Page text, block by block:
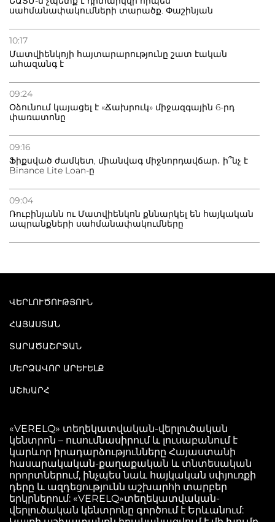
սահմանափակումների տարածք. Փաշինյան
10:17
Մատվիենկոյի հայտարարությունը շատ էական
ահազանգ է
09:24
Օձունում կայացել է «Ճախրուկ» միջազգային 6-րդ
փառատոնը
09:16
Ֆիքսված ժամկետ, միանվագ միջնորդավճար․ ի՞նչ է
Binance Lite Loan-ը
09:04
Ռուբինյանն ու Մատվիենկոն քննարկել են հայկական
ապրանքների սահմանափակումները
ՎԵՐԼՈՒԾՈՒԹՅՈՒՆ
ՀԱՅԱՍՏԱՆ
ՏԱՐԱԾԱՇՐՋԱՆ
ՄԵՐՁԱՎՈՐ ԱՐԵՒԵԼՔ
ԱՇԽԱՐՀ
«VERELQ» տեղեկատվական-վերլուծական
կենտրոն – ուսումնասիրում և լուսաբանում է
կարևոր իրադարձությունները Հայաստանի
հասարակական-քաղաքական և տնտեսական
որորտներում, ինչպես նաև հայկական սփյուռքի
դերը և ազդեցությունն աշխարհի տարբեր
երկրներում: «VERELQ»տեղեկատվական-
վերլուծական կենտրոնը գործում է Երևանում: